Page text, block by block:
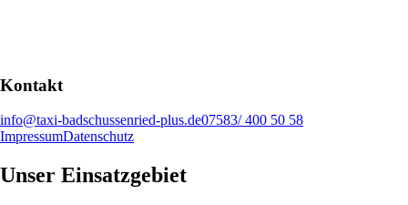
Kontakt
info@taxi-badschussenried-plus.de07583/ 400 50 58
ImpressumDatenschutz
Unser Einsatzgebiet